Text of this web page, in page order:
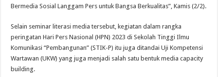
Bermedia Sosial Langgam Pers untuk Bangsa Berkualitas”, Kamis (2/2).
Selain seminar literasi media tersebut, kegiatan dalam rangka
peringatan Hari Pers Nasional (HPN) 2023 di Sekolah Tinggi Ilmu
Komunikasi “Pembangunan” (STIK-P) itu juga ditandai Uji Kompetensi
Wartawan (UKW) yang juga menjadi salah satu bentuk media capacity
building.